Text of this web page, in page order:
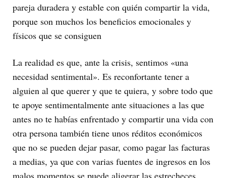
pareja duradera y estable con quién compartir la vida,
porque son muchos los beneficios emocionales y
físicos que se consiguen
La realidad es que, ante la crisis, sentimos «una
necesidad sentimental». Es reconfortante tener a
alguien al que querer y que te quiera, y sobre todo que
te apoye sentimentalmente ante situaciones a las que
antes no te habías enfrentado y compartir una vida con
otra persona también tiene unos réditos económicos
que no se pueden dejar pasar, como pagar las facturas
a medias, ya que con varias fuentes de ingresos en los
malos momentos se puede aligerar las estrecheces